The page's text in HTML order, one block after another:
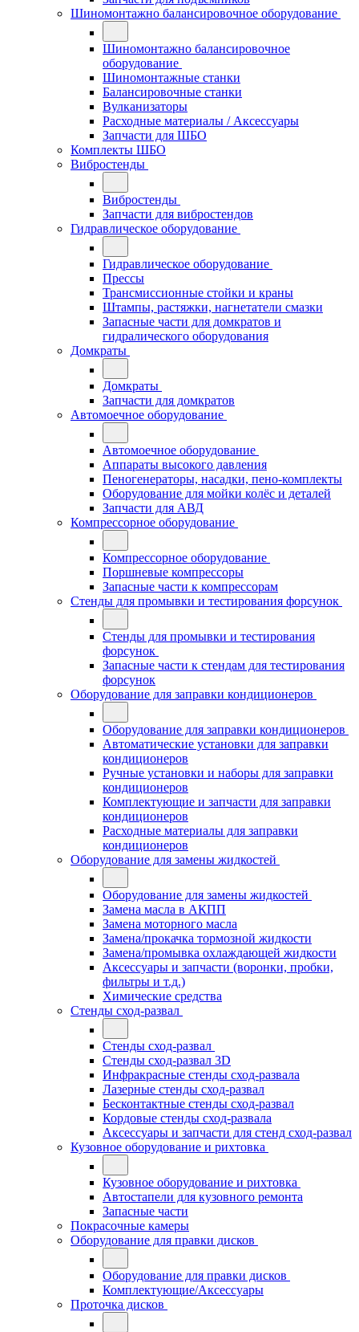
Шиномонтажно балансировочное оборудование
Шиномонтажно балансировочное
оборудование
Шиномонтажные станки
Балансировочные станки
Вулканизаторы
Расходные материалы / Аксессуары
Запчасти для ШБО
Комплекты ШБО
Вибростенды
Вибростенды
Запчасти для вибростендов
Гидравлическое оборудование
Гидравлическое оборудование
Прессы
Трансмиссионные стойки и краны
Штампы, растяжки, нагнетатели смазки
Запасные части для домкратов и
гидралического оборудования
Домкраты
Домкраты
Запчасти для домкратов
Автомоечное оборудование
Автомоечное оборудование
Аппараты высокого давления
Пеногенераторы, насадки, пено-комплекты
Оборудование для мойки колёс и деталей
Запчасти для АВД
Компрессорное оборудование
Компрессорное оборудование
Поршневые компрессоры
Запасные части к компрессорам
Стенды для промывки и тестирования форсунок
Стенды для промывки и тестирования
форсунок
Запасные части к стендам для тестирования
форсунок
Оборудование для заправки кондиционеров
Оборудование для заправки кондиционеров
Автоматические установки для заправки
кондиционеров
Ручные установки и наборы для заправки
кондиционеров
Комплектующие и запчасти для заправки
кондиционеров
Расходные материалы для заправки
кондиционеров
Оборудование для замены жидкостей
Оборудование для замены жидкостей
Замена масла в АКПП
Замена моторного масла
Замена/прокачка тормозной жидкости
Замена/промывка охлаждающей жидкости
Аксессуары и запчасти (воронки, пробки,
фильтры и т.д.)
Химические средства
Стенды сход-развал
Стенды сход-развал
Стенды сход-развал 3D
Инфракрасные стенды сход-развала
Лазерные стенды сход-развал
Бесконтактные стенды сход-развал
Кордовые стенды сход-развала
Аксессуары и запчасти для стенд сход-развал
Кузовное оборудование и рихтовка
Кузовное оборудование и рихтовка
Автостапели для кузовного ремонта
Запасные части
Покрасочные камеры
Оборудование для правки дисков
Оборудование для правки дисков
Комплектующие/Аксессуары
Проточка дисков